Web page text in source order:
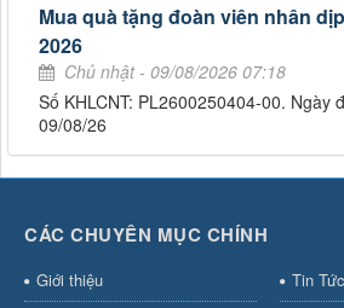
Mua quà tặng đoàn viên nhân
2026
Chủ nhật - 09/08/2026 07:18
Số KHLCNT: PL2600250404-00. Ngày
09/08/26
CÁC CHUYÊN MỤC CHÍNH
Giới thiệu
Tin Tức